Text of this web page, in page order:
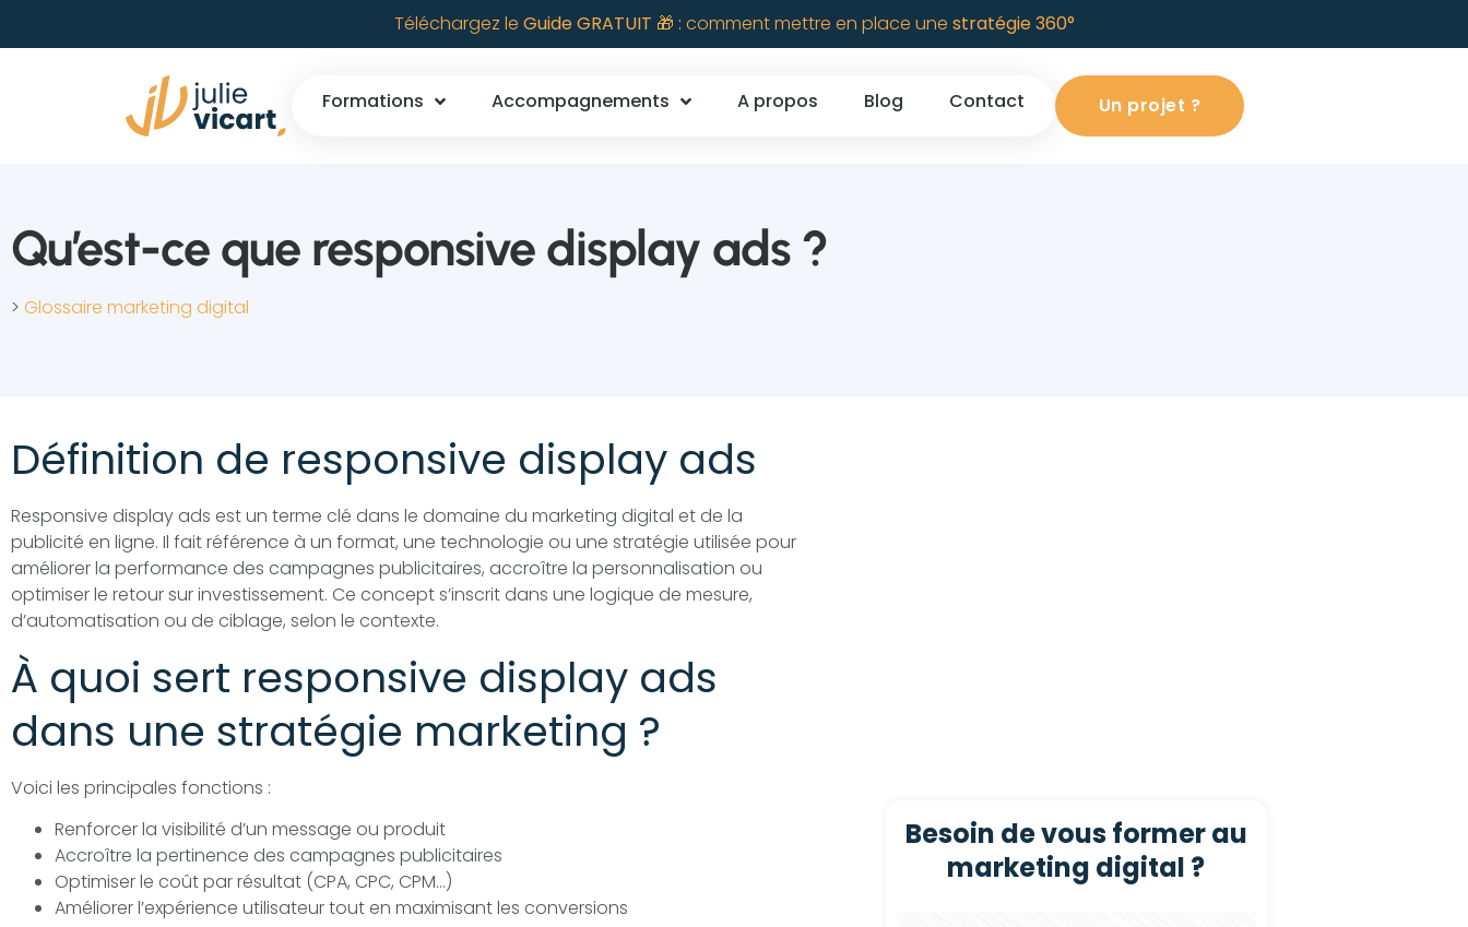
Téléchargez le Guide GRATUIT 🎁 : comment mettre en place une stratégie 360°
Formations Accompagnements A propos Blog Contact Un projet ?
Qu’est-ce que responsive display ads ?
> Glossaire marketing digital
Définition de responsive display ads
Responsive display ads est un terme clé dans le domaine du marketing digital et de la
publicité en ligne. Il fait référence à un format, une technologie ou une stratégie utilisée pour
améliorer la performance des campagnes publicitaires, accroître la personnalisation ou
optimiser le retour sur investissement. Ce concept s’inscrit dans une logique de mesure,
d’automatisation ou de ciblage, selon le contexte.
À quoi sert responsive display ads
dans une stratégie marketing ?
Voici les principales fonctions :
Renforcer la visibilité d’un message ou produit
Accroître la pertinence des campagnes publicitaires
Optimiser le coût par résultat (CPA, CPC, CPM…)
Améliorer l’expérience utilisateur tout en maximisant les conversions
Besoin de vous former au
marketing digital ?